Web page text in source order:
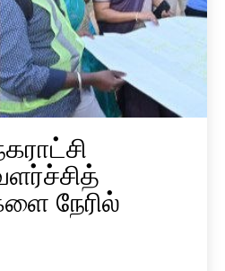
நேரில்